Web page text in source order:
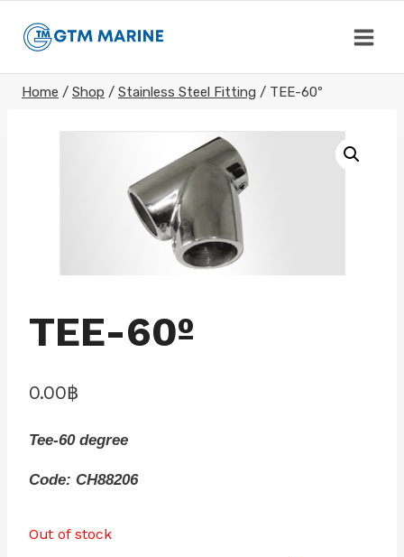
Home / Shop / Stainless Steel Fitting / TEE-60º
TEE-60º
0.00฿
Tee-60 degree
Code: CH88206
Out of stock